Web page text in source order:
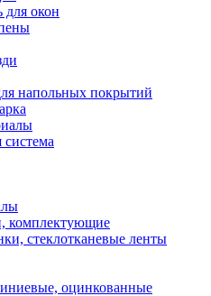
для окон
напольных покрытий
система
комплектующие
стеклотканевые ленты
оцинкованные